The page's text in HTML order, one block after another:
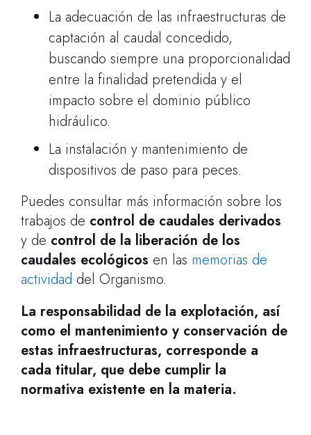
La adecuación de las infraestructuras de
captación al caudal concedido,
buscando siempre una proporcionalidad
entre la finalidad pretendida y el
impacto sobre el dominio público
hidráulico.
La instalación y mantenimiento de
dispositivos de paso para peces.
Puedes consultar más información sobre los
trabajos de control de caudales derivados
y de control de la liberación de los
caudales ecológicos en las memorias de
actividad del Organismo.
La responsabilidad de la explotación, así
como el mantenimiento y conservación de
estas infraestructuras, corresponde a
cada titular, que debe cumplir la
normativa existente en la materia.